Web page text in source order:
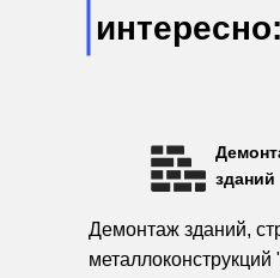
интересно:
зданий
Демонтаж зданий,